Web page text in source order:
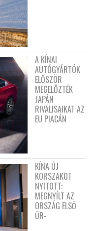
A KÍNAI
AUTÓGYÁRTÓK
ELŐSZÖR
MEGELŐZTÉK
JAPÁN
RIVÁLISAIKAT AZ
EU PIACÁN
KÍNA ÚJ
KORSZAKOT
NYITOTT:
MEGNYÍLT AZ
ORSZÁG ELSŐ
ŰR-